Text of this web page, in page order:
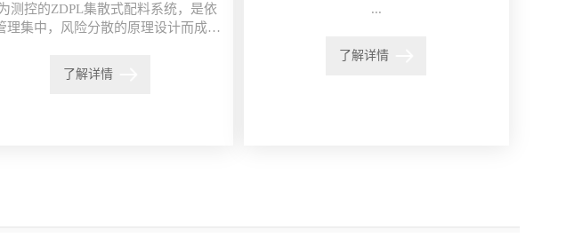
测控的ZDPL集散式配料系统，是依
理集中，风险分散的原理设计而成的
完备，应用灵活，运行可靠等优点...
了解详情
...
了解详情